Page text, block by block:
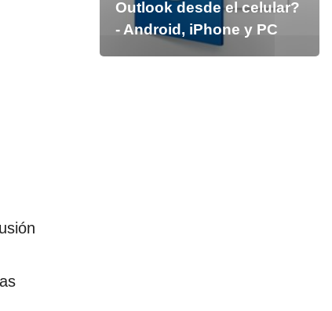
Outlook desde el celular?
- Android, iPhone y PC